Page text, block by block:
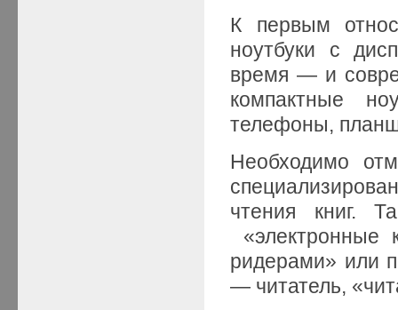
К первым
ноутбуки с
время — и
компактные
телефоны,
Необходимо
чтения книг.
ридерами» или
— читатель,